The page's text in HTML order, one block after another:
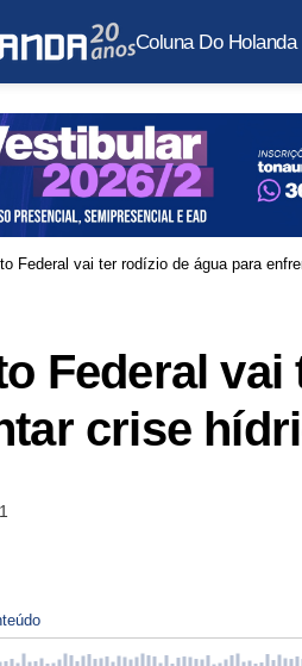
Coluna Do Holanda
Federal vai ter rodízio de água para
Federal vai
crise